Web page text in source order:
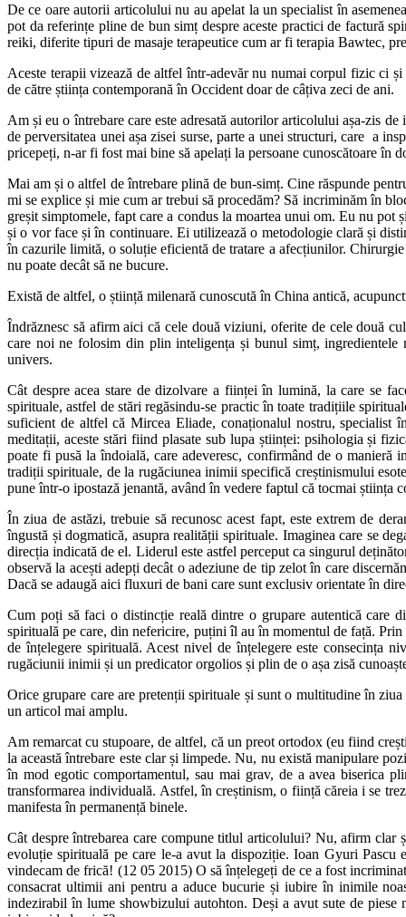
De ce oare autorii articolului nu au apelat la un specialist în
pot da referințe pline de bun simț despre aceste practici de factură
reiki, diferite tipuri de masaje terapeutice cum ar fi terapia Bawtec,
Aceste terapii vizează de altfel într-adevăr nu numai corpul fizic ci
de către știința contemporană în Occident doar de câțiva zeci de ani.
Am și eu o întrebare care este adresată autorilor articolului așa-zis
de perversitatea unei așa zisei surse, parte a unei structuri, care a
pricepeți, n-ar fi fost mai bine să apelați la persoane cunoscătoare în
Mai am și o altfel de întrebare plină de bun-simț. Cine răspunde
mi se explice și mie cum ar trebui să procedăm? Să incriminăm în
greșit simptomele, fapt care a condus la moartea unui om. Eu nu
și o vor face și în continuare. Ei utilizează o metodologie clară și
în cazurile limită, o soluție eficientă de tratare a afecțiunilor.
nu poate decât să ne bucure.
Există de altfel, o știință milenară cunoscută în China antică,
Îndrăznesc să afirm aici că cele două viziuni, oferite de cele două
care noi ne folosim din plin inteligența și bunul simț, ingredientele
univers.
Cât despre acea stare de dizolvare a ființei în lumină, la care se
spirituale, astfel de stări regăsindu-se practic în toate tradițiile
suficient de altfel că Mircea Eliade, conaționalul nostru,
meditații, aceste stări fiind plasate sub lupa științei: psihologia și
poate fi pusă la îndoială, care adeveresc, confirmând de o manieră
tradiții spirituale, de la rugăciunea inimii specifică creștinismului
pune într-o ipostază jenantă, având în vedere faptul că tocmai știința
În ziua de astăzi, trebuie să recunosc acest fapt, este extrem de
îngustă și dogmatică, asupra realității spirituale. Imaginea care se
direcția indicată de el. Liderul este astfel perceput ca singurul
observă la acești adepți decât o adeziune de tip zelot în care
Dacă se adaugă aici fluxuri de bani care sunt exclusiv orientate în
Cum poți să faci o distincție reală dintre o grupare autentică care
spirituală pe care, din nefericire, puțini îl au în momentul de față.
de înțelegere spirituală. Acest nivel de înțelegere este consecința
rugăciunii inimii și un predicator orgolios și plin de o așa zisă
Orice grupare care are pretenții spirituale și sunt o multitudine în
un articol mai amplu.
Am remarcat cu stupoare, de altfel, că un preot ortodox (eu fiind
la această întrebare este clar și limpede. Nu, nu există manipulare
în mod egotic comportamentul, sau mai grav, de a avea biserica
transformarea individuală. Astfel, în creștinism, o ființă căreia i se
manifesta în permanență binele.
Cât despre întrebarea care compune titlul articolului? Nu, afirm clar
evoluție spirituală pe care le-a avut la dispoziție. Ioan Gyuri
vindecam de frică! (12 05 2015) O să înțelegeți de ce a fost
consacrat ultimii ani pentru a aduce bucurie și iubire în inimile
indezirabil în lume showbizului autohton. Deși a avut sute de piese